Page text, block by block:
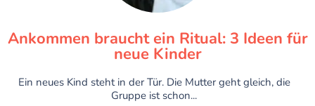
Delikatessen am Wegesrand
Naturwunder „Mama, kann man das essen?“ Kinder stellen
diese...